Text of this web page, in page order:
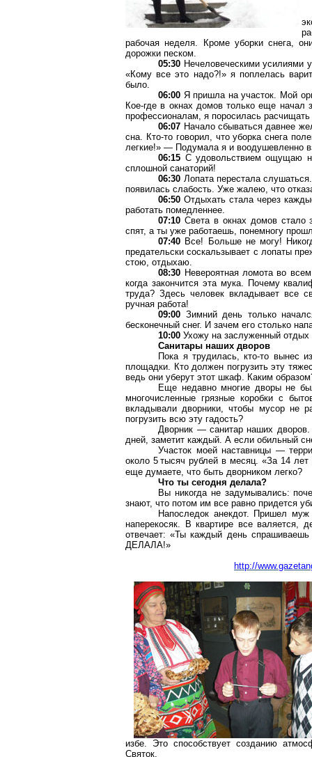
рабочая неделя. Кроме уборки снега,
дорожки песком.
05:30 Нечеловеческими усилиями
«Кому все это надо?!» я поплелась
было.
06:00 Я пришла на участок. Мой
Кое-где в окнах домов только еще
профессионалам, я поросилась
06:07 Начало сбываться давнее
сна. Кто-то говорил, что уборка снега
легкие!» — Подумала я и воодушевленно
06:15 С удовольствием ощущаю
сплошной санаторий!
06:30 Лопата перестала
появилась слабость. Уже жалею, что
06:50 Отдыхать стала через
работать помедленнее.
07:10 Света в окнах домов стало
спят, а ты уже работаешь, понемногу
07:40 Все! Больше не могу!
предательски соскальзывает с лопаты
стою, отдыхаю.
08:30 Невероятная ломота во
когда закончится эта мука. Почему
труда? Здесь человек вкладывает все
ручная работа!
09:00 Зимний день только
бесконечный снег. И зачем его столько
10:00 Ухожу на заслуженный отдых
Санитары наших дворов
Пока я трудилась, кто-то вынес
площадки. Кто должен погрузить эту
ведь они уберут этот шкаф. Каким
Еще недавно многие дворы не
многочисленные грязные коробки с
вкладывали дворники, чтобы мусор не
погрузить всю эту гадость?
Дворник — санитар наших дворов.
дней, заметит каждый. А если обильный
Участок моей наставницы —
около 5 тысяч рублей в месяц. «За 14
еще думаете, что быть дворником легко?
Что ты сегодня делала?
Вы никогда не задумывались:
знают, что потом им все равно придется
Напоследок анекдот. Пришел
наперекосяк. В квартире все
отвечает: «Ты каждый день
ДЕЛАЛА!»
http://
избе. Это способствует созданию
Святок.